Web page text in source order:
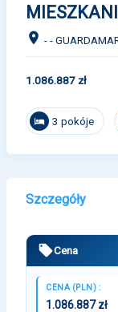
- -
1.086.887 zł
3 pokóje
Szczegóły
Cena
CENA (PLN) :
1.086.887 zł